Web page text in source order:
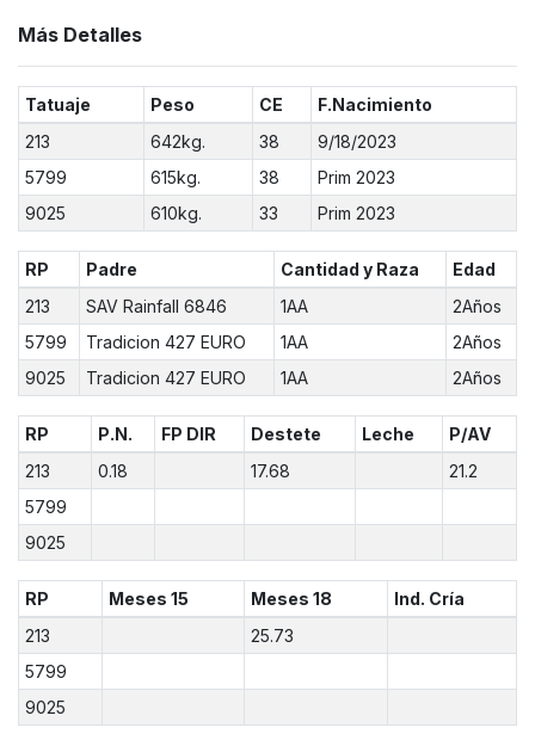
Más Detalles
Tatuaje Peso CE
F.Nacimiento
213
642kg. 38
9/18/2023
5799
615kg. 38
Prim 2023
9025
610kg. 33 Prim 2023
RP Padre Cantidad y Raza
Edad
213
SAV Rainfall 6846 1AA
2Años
5799
Tradicion 427 EURO 1AA
2Años
9025
Tradicion 427 EURO 1AA 2Años
RP P.N. FP DIR Destete Leche
P/AV
213
0.18 17.68
21.2
5799
9025
RP Meses 15 Meses 18
Ind. Cría
213
25.73
5799
9025